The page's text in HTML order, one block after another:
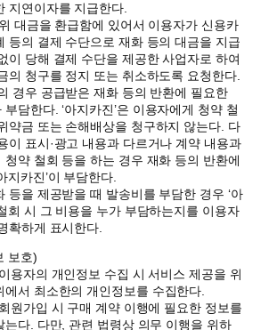
지연이자를 지급한다.
대금을 환급함에 있어서 이용자가 신용카
등의 결제 수단으로 재화 등의 대금을 지급
이 당해 결제 수단을 제공한 사업자로 하여
의 청구를 정지 또는 취소하도록 요청한다.
경우 공급받은 재화 등의 반환에 필요한
담한다. ‘아지카진’은 이용자에게 청약 철
약금 또는 손해배상을 청구하지 않는다. 다
이 표시·광고 내용과 다르거나 계약 내용과
청약 철회 등을 하는 경우 재화 등의 반환에
지카진’이 부담한다.
을 제공받을 때 발송비를 부담한 경우 ‘아
회 시 그 비용을 누가 부담하는지를 이용자
확하게 표시한다.
보호)
용자의 개인정보 수집 시 서비스 제공을 위
서 최소한의 개인정보를 수집한다.
원가입 시 구매 계약 이행에 필요한 정보를
는다. 다만, 관련 법령상 의무 이행을 위하